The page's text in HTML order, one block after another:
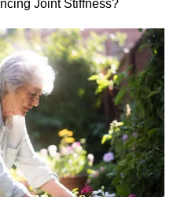
ಶನಿ ದೃಷ್ಟಿಯಲ್ಲಿ ಅತ್ಯಂತ ಮಹಾ
ಮುಟ್ಟಿದ್ದೆಲ್ಲಾ ಚಿನ್ನ
ಪ್ರಾಣ":
| Rishab
News